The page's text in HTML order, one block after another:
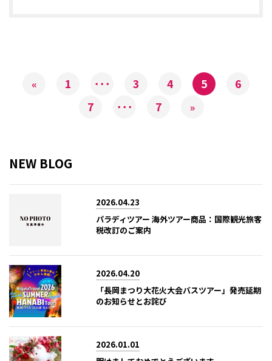
« 1 ･･･ 3 4 5
6
7
･･･ 7 »
NEW BLOG
2026.04.23
パラディツアー 海外ツアー商品：国際観光旅客
税改訂のご案内
2026.04.20
「長岡まつり大花火大会バスツアー」発売延期
のお知らせとお詫び
2026.01.01